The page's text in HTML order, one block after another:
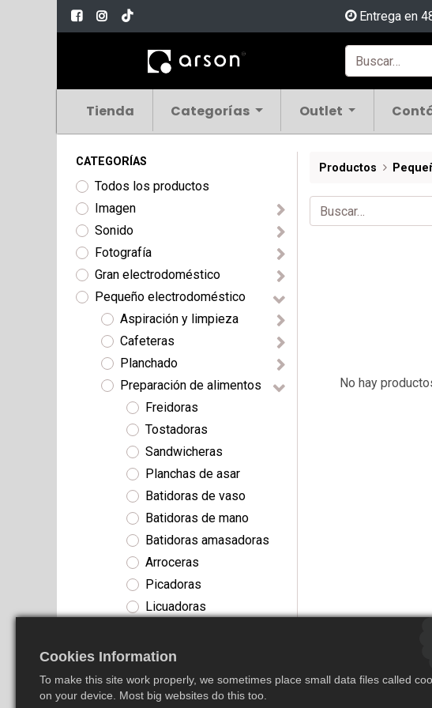
Entrega en
Tienda Categorías Outlet
CATEGORÍAS
Todos los productos
Imagen
Sonido
Fotografía
Gran electrodoméstico
Pequeño electrodoméstico
Aspiración y limpieza
Cafeteras
Planchado
Preparación de alimentos
Freidoras
Tostadoras
Sandwicheras
Planchas de asar
Batidoras de vaso
Batidoras de mano
Batidoras amasadoras
Arroceras
Picadoras
Licuadoras
Panificadoras
Ollas eléctricas
Envasadoras al vacío
Productos
No hay
Cookies Information
To make this site work properly, we sometimes place small data files called
on your device. Most big websites do this too.